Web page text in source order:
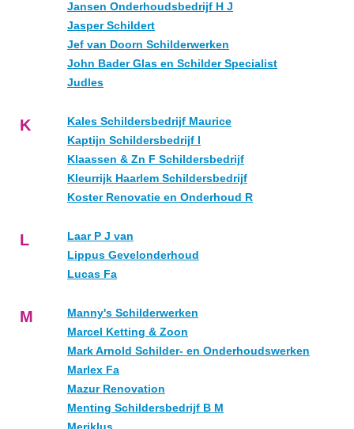
Jansen Onderhoudsbedrijf H J
Jasper Schildert
Jef van Doorn Schilderwerken
John Bader Glas en Schilder Specialist
Judles
K
Kales Schildersbedrijf Maurice
Kaptijn Schildersbedrijf I
Klaassen & Zn F Schildersbedrijf
Kleurrijk Haarlem Schildersbedrijf
Koster Renovatie en Onderhoud R
L
Laar P J van
Lippus Gevelonderhoud
Lucas Fa
M
Manny's Schilderwerken
Marcel Ketting & Zoon
Mark Arnold Schilder- en Onderhoudswerken
Marlex Fa
Mazur Renovation
Menting Schildersbedrijf B M